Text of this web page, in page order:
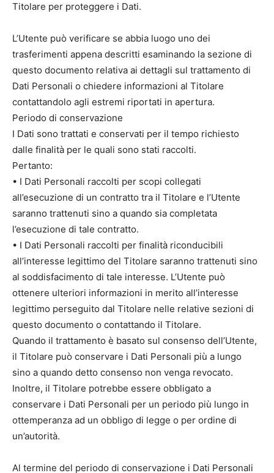
Titolare per proteggere i Dati.
L’Utente può verificare se abbia luogo uno dei
trasferimenti appena descritti esaminando la sezione di
questo documento relativa ai dettagli sul trattamento di
Dati Personali o chiedere informazioni al Titolare
contattandolo agli estremi riportati in apertura.
Periodo di conservazione
I Dati sono trattati e conservati per il tempo richiesto
dalle finalità per le quali sono stati raccolti.
Pertanto:
• I Dati Personali raccolti per scopi collegati
all’esecuzione di un contratto tra il Titolare e l’Utente
saranno trattenuti sino a quando sia completata
l’esecuzione di tale contratto.
• I Dati Personali raccolti per finalità riconducibili
all’interesse legittimo del Titolare saranno trattenuti sino
al soddisfacimento di tale interesse. L’Utente può
ottenere ulteriori informazioni in merito all’interesse
legittimo perseguito dal Titolare nelle relative sezioni di
questo documento o contattando il Titolare.
Quando il trattamento è basato sul consenso dell’Utente,
il Titolare può conservare i Dati Personali più a lungo
sino a quando detto consenso non venga revocato.
Inoltre, il Titolare potrebbe essere obbligato a
conservare i Dati Personali per un periodo più lungo in
ottemperanza ad un obbligo di legge o per ordine di
un’autorità.
Al termine del periodo di conservazione i Dati Personali